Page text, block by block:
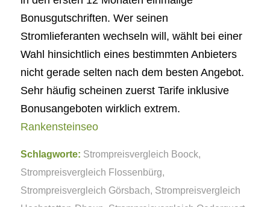
Bonusgutschriften. Wer seinen
Stromlieferanten wechseln will, wählt bei einer
Wahl hinsichtlich eines bestimmten Anbieters
nicht gerade selten nach dem besten Angebot.
Sehr häufig scheinen zuerst Tarife inklusive
Bonusangeboten wirklich extrem.
Rankensteinseo
Schlagworte: Strompreisvergleich Boock,
Strompreisvergleich Flossenbürg,
Strompreisvergleich Görsbach, Strompreisvergleich